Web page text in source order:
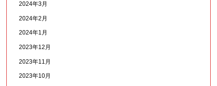
2024年3月
2024年2月
2024年1月
2023年12月
2023年11月
2023年10月